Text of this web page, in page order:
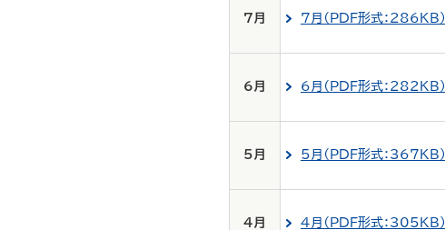
7月 7月（PDF形式：286KB）
6月 6月（PDF形式：282KB）
5月 5月（PDF形式：367KB）
4月 4月（PDF形式：305KB）